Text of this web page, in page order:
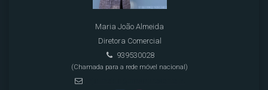
Maria João Almeida
Diretora Comercial
939530028
(Chamada para a rede móvel nacional)